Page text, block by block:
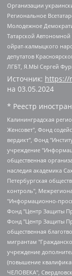
Организации
Региональное
Молодежное
Татарской Автономной
ойрат-калмыцкого
депутатов
ЛГБТ, Я.МЫ Сергей
Источник: https://
на 03.05.2024
* Реестр
Калининградская региональная общественная организация "Экозащита!-Женсовет", Фонд содействия защите прав и свобод граждан "Общественный вердикт", Фонд "Институт Развития Свободы Информации", Частное учреждение "Информационное агентство МЕМО. РУ", Региональная общественная организация "Общественная комиссия по сохранению наследия академика Сахарова", Фонд поддержки свободы прессы, Санкт-Петербургская общественная правозащитная организация "Гражданский контроль", Межрегиональная общественная организация "Информационно-просветительский центр "Мемориал", Региональный Фонд "Центр Защиты Прав Средств Массовой Информации", с 05.12.2023 Фонд "Центр Защиты Прав Средств массовой информации", Региональная общественная благотворительная организация помощи беженцам и мигрантам "Гражданское содействие", Негосударственное образовательное учреждение дополнительного профессионального образования (повышение квалификации) специалистов "АКАДЕМИЯ ПО ПРАВАМ ЧЕЛОВЕКА", Свердловская региональная общественная организация "Сутяжник", Автономная некоммерческая организация "Центр независимых социологических исследований", Союз общественных объединений "Российский исследовательский центр по правам человека", Региональное общественное учреждение научно-информационный центр "МЕМОРИАЛ", Некоммерческая организация "Фонд защиты гласности", Автономная некоммерческая организация "Институт прав человека", Городская общественная организация "Екатеринбургское общество "МЕМОРИАЛ", Городская общественная организация "Рязанское историко-просветительское и правозащитное общество "Мемориал" (Рязанский Мемориал), Челябинский региональный орган общественной самодеятельности – женское общественное объединение "Женщины Евразии", Челябинский региональный орган общественной самодеятельности "Уральская правозащитная группа", Фонд содействия защите здоровья и социальной справедливости имени Андрея Рылькова, Автономная Некоммерческая Организация "Аналитический Центр Юрия Левады", Автономная некоммерческая организация социальной поддержки населения "Проект Апрель", Региональная общественная организация помощи женщинам и детям, находящимся в кризисной ситуации "Информационно-методический центр "Анна", Фонд содействия развитию массовых коммуникаций и правовому просвещению "Так-так-Так", Фонд содействия устойчивому развитию "Серебряная тайга", Свердловский региональный общественный фонд социальных проектов "Новое время", "Idel.Реалии", Кавказ.Реалии, Крым.Реалии, Телеканал Настоящее Время, Татаро-башкирская служба Радио Свобода (Azatliq Radiosi), Радио Свободная Европа/Радио Свобода (PCE/PC), "Сибирь.Реалии", "Фактограф", Благотворительный фонд помощи осужденным и их семьям, Автономная некоммерческая организация "Институт глобализации и социальных движений", Фонд "В защиту прав заключенных", Частное учреждение "Центр поддержки и содействия развитию средств массовой информации", Пензенский региональный общественный благотворительный фонд "Гражданский союз", "Север.Реалии", Некоммерческая организация Фонд "Правовая инициатива", Общество с ограниченной ответственностью